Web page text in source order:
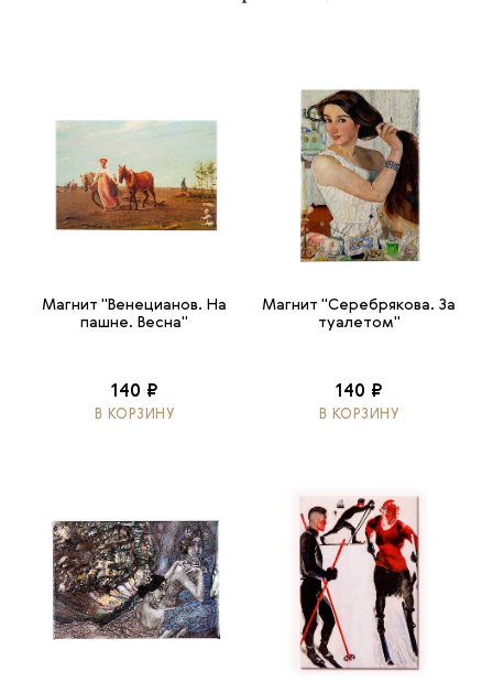
Магнит "Венецианов. На
пашне. Весна"
140 ₽
В КОРЗИНУ
Магнит "Серебрякова. За
туалетом"
140 ₽
В КОРЗИНУ